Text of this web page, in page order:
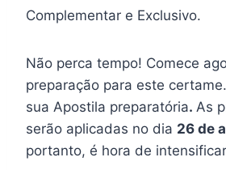
Complementar e Exclusivo.
Não perca tempo! Comece
preparação para este
sua Apostila preparatória. As
serão aplicadas no dia 26 de
portanto, é hora de